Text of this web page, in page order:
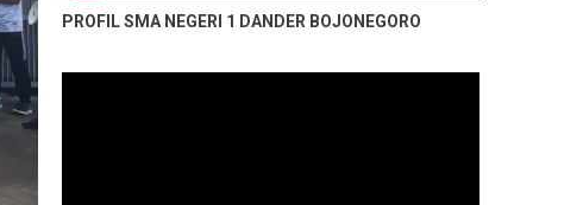
PROFIL SMA NEGERI 1 DANDER BOJONEGORO